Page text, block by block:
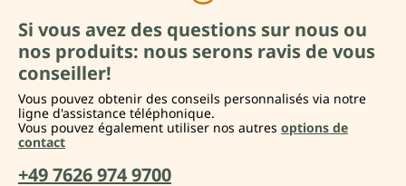
Si vous avez des questions sur nous ou
nos produits: nous serons ravis de vous
conseiller!
Vous pouvez obtenir des conseils personnalisés via notre
ligne d'assistance téléphonique.
Vous pouvez également utiliser nos autres options de
contact
+49 7626 974 9700